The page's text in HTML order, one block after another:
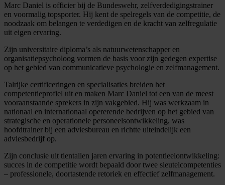
Marc Daniel is officier bij de Bundeswehr, zelfverdedigingstrainer
en voormalig topsporter. Hij kent de spelregels van de competitie, de
noodzaak om belangen te verdedigen en de kracht van zelfregulatie
uit eigen ervaring.
Zijn universitaire diploma’s als natuurwetenschapper en
organisatiepsycholoog vormen de basis voor zijn gedegen expertise
op het gebied van communicatieve psychologie en zelfmanagement.
Talrijke certificeringen en specialisaties breiden het
competentieprofiel uit en maken Marc Daniel tot een van de meest
vooraanstaande sprekers in zijn vakgebied. Hij was werkzaam in
nationaal en internationaal opererende bedrijven op het gebied van
strategische en operationele personeelsontwikkeling, was
hoofdtrainer bij een adviesbureau en richtte uiteindelijk een
adviesbedrijf op.
Zijn conclusie uit tientallen jaren ervaring in potentieelontwikkeling:
succes in de competitie wordt bepaald door twee sleutelcompetenties
– professionele, doortastende retoriek en effectief zelfmanagement.